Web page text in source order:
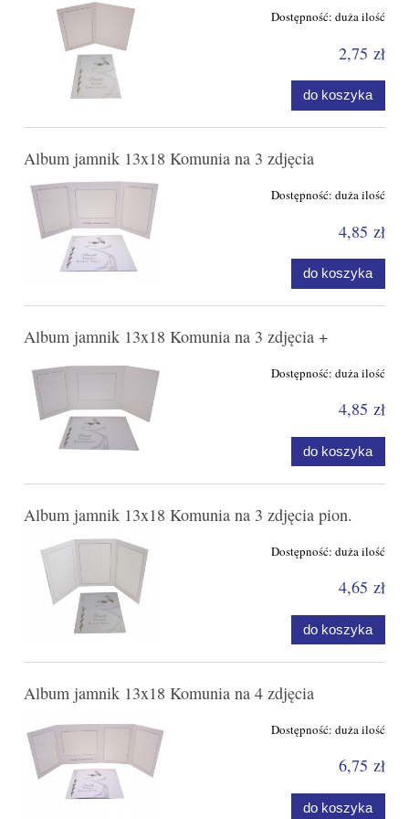
Dostępność: duża ilość
2,75 zł
do koszyka
Album jamnik 13x18 Komunia na 3 zdjęcia
Dostępność: duża ilość
4,85 zł
do koszyka
Album jamnik 13x18 Komunia na 3 zdjęcia +
Dostępność: duża ilość
4,85 zł
do koszyka
Album jamnik 13x18 Komunia na 3 zdjęcia pion.
Dostępność: duża ilość
4,65 zł
do koszyka
Album jamnik 13x18 Komunia na 4 zdjęcia
Dostępność: duża ilość
6,75 zł
do koszyka